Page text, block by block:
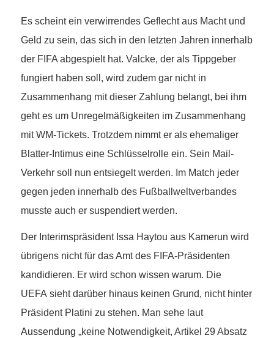
Es scheint ein verwirrendes Geflecht aus Macht und
Geld zu sein, das sich in den letzten Jahren innerhalb
der FIFA abgespielt hat. Valcke, der als Tippgeber
fungiert haben soll, wird zudem gar nicht in
Zusammenhang mit dieser Zahlung belangt, bei ihm
geht es um Unregelmäßigkeiten im Zusammenhang
mit WM-Tickets. Trotzdem nimmt er als ehemaliger
Blatter-Intimus eine Schlüsselrolle ein. Sein Mail-
Verkehr soll nun entsiegelt werden. Im Match jeder
gegen jeden innerhalb des Fußballweltverbandes
musste auch er suspendiert werden.
Der Interimspräsident Issa Haytou aus Kamerun wird
übrigens nicht für das Amt des FIFA-Präsidenten
kandidieren. Er wird schon wissen warum. Die
UEFA sieht darüber hinaus keinen Grund, nicht hinter
Präsident Platini zu stehen. Man sehe laut
Aussendung „keine Notwendigkeit, Artikel 29 Absatz